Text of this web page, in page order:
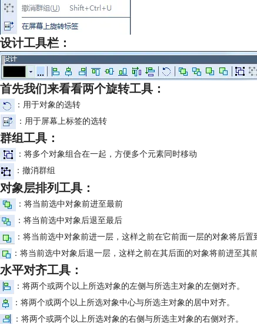
设计工具栏：
首先我们来看看两个旋转工具：
：用于对象的选转
：用于屏幕上标签的选转
群组工具：
：将多个对象组合在一起，方便多个元素同时移动
：撤消群组
对象层排列工具：
：将当前选中对象前进至最前
：将当前选中对象后退至最后
：将当前选中对象前进一层，这样之前在它前面一层的对象将后置
：将当前选中对象后退一层，这样之前在其后面的对象将前进至其
水平对齐工具：
：将两个或两个以上所选对象的左侧与所选主对象的左侧对齐。
：将两个或两个以上所选对象中心与所选主对象的居中对齐。
：将两个或两个以上所选对象的右侧与所选主对象的右侧对齐。